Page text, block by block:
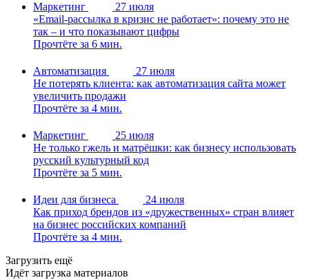
Маркетинг
27 июля
«Email-рассылка в кризис не работает»: почему это не
так – и что показывают цифры
Прочтёте за 6 мин.
Автоматизация
27 июля
Не потерять клиента: как автоматизация сайта может
увеличить продажи
Прочтёте за 4 мин.
Маркетинг
25 июля
Не только гжель и матрёшки: как бизнесу использовать
русский культурный код
Прочтёте за 5 мин.
Идеи для бизнеса
24 июля
Как приход брендов из «дружественных» стран влияет
на бизнес российских компаний
Прочтёте за 4 мин.
Загрузить ещё
Идёт загрузка материалов